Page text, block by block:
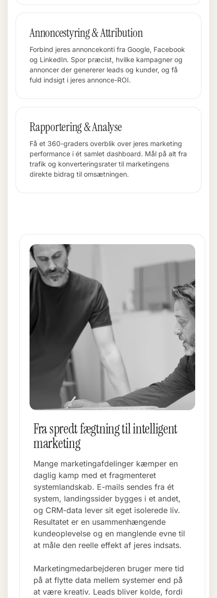
Annoncestyring & Attribution
Forbind jeres annoncekonti fra Google, Facebook
og LinkedIn. Spor præcist, hvilke kampagner og
annoncer der genererer leads og kunder, og få
fuld indsigt i jeres annonce-ROI.
Rapportering & Analyse
Få et 360-graders overblik over jeres marketing
performance i ét samlet dashboard. Mål på alt fra
trafik og konverteringsrater til marketingens
direkte bidrag til omsætningen.
Fra spredt fægtning til intelligent
marketing
Mange marketingafdelinger kæmper en
daglig kamp med et fragmenteret
systemlandskab. E-mails sendes fra ét
system, landingssider bygges i et andet,
og CRM-data lever sit eget isolerede liv.
Resultatet er en usammenhængende
kundeoplevelse og en manglende evne til
at måle den reelle effekt af jeres indsats.
Marketingmedarbejderen bruger mere tid
på at flytte data mellem systemer end på
at være kreativ. Leads bliver kolde, fordi